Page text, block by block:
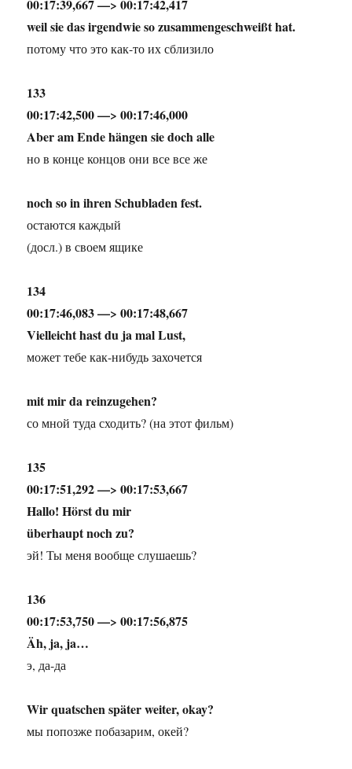
00:17:39,667 —> 00:17:42,417
weil sie das irgendwie so zusammengeschweißt hat.
потому что это как-то их сблизило
133
00:17:42,500 —> 00:17:46,000
Aber am Ende hängen sie doch alle
но в конце концов они все все же
noch so in ihren Schubladen fest.
остаются каждый
(досл.) в своем ящике
134
00:17:46,083 —> 00:17:48,667
Vielleicht hast du ja mal Lust,
может тебе как-нибудь захочется
mit mir da reinzugehen?
со мной туда сходить? (на этот фильм)
135
00:17:51,292 —> 00:17:53,667
Hallo! Hörst du mir
überhaupt noch zu?
эй! Ты меня вообще слушаешь?
136
00:17:53,750 —> 00:17:56,875
Äh, ja, ja…
э, да-да
Wir quatschen später weiter, okay?
мы попозже побазарим, окей?